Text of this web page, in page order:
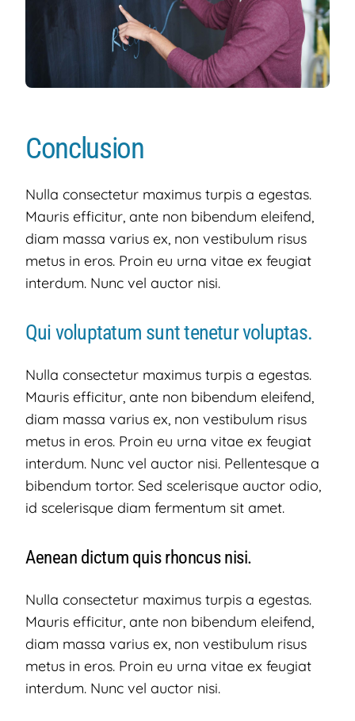
Conclusion
Nulla consectetur maximus turpis a egestas.
Mauris efficitur, ante non bibendum eleifend,
diam massa varius ex, non vestibulum risus
metus in eros. Proin eu urna vitae ex feugiat
interdum. Nunc vel auctor nisi.
Qui voluptatum sunt tenetur voluptas.
Nulla consectetur maximus turpis a egestas.
Mauris efficitur, ante non bibendum eleifend,
diam massa varius ex, non vestibulum risus
metus in eros. Proin eu urna vitae ex feugiat
interdum. Nunc vel auctor nisi. Pellentesque a
bibendum tortor. Sed scelerisque auctor odio,
id scelerisque diam fermentum sit amet.
Aenean dictum quis rhoncus nisi.
Nulla consectetur maximus turpis a egestas.
Mauris efficitur, ante non bibendum eleifend,
diam massa varius ex, non vestibulum risus
metus in eros. Proin eu urna vitae ex feugiat
interdum. Nunc vel auctor nisi.